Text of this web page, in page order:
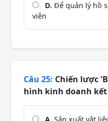
D. Để quản lý hồ
viên
Câu 25: Chiến lược
hình kinh doanh